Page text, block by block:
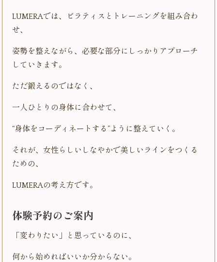
LUMERAでは、ピラティスとトレーニングを組み合わ
せ、
姿勢を整えながら、必要な部分にしっかりアプローチ
していきます。
ただ鍛えるのではなく、
一人ひとりの身体に合わせて、
“身体をコーディネートする”ように整えていく。
それが、女性らしいしなやかで美しいラインをつくる
ための、
LUMERAの考え方です。
体験予約のご案内
「変わりたい」と思っているのに、
何から始めればいいか分からない。